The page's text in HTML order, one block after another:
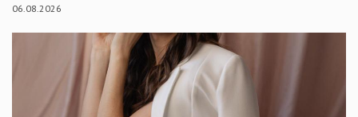
06.08.2026